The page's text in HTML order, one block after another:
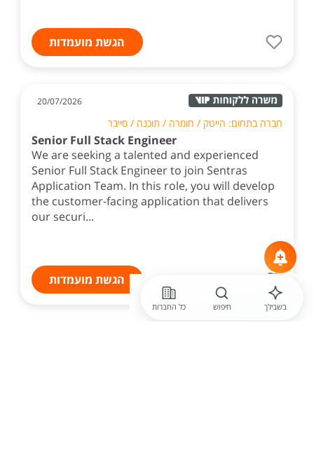
הגשת מועמדות
20/07/2026
חברה בתחום: הייטק / חומרה / תוכנה / סייבר
Senior Full Stack Engineer
We are seeking a talented and experienced
Senior Full Stack Engineer to join Sentras
Application Team. In this role, you will develop
the customer-facing application that delivers
our securi...
הגשת מועמדות
בשבילך חיפוש כל החברות